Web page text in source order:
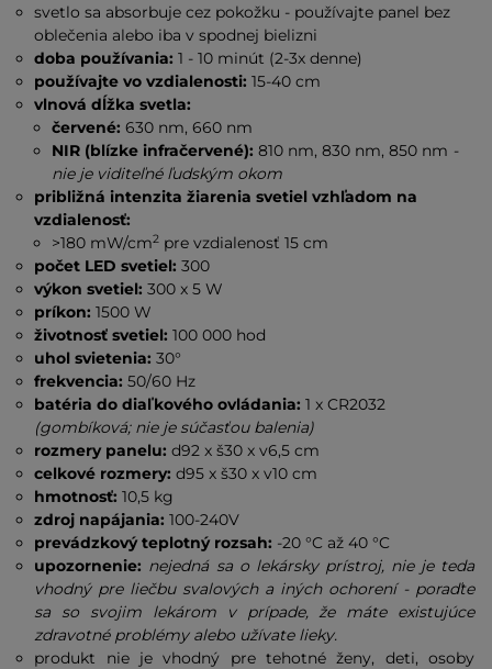
svetlo sa absorbuje cez pokožku - používajte panel bez
oblečenia alebo iba v spodnej bielizni
doba používania: 1 - 10 minút (2-3x denne)
používajte vo vzdialenosti: 15-40 cm
vlnová dĺžka svetla:
červené: 630 nm, 660 nm
NIR (blízke infračervené): 810 nm, 830 nm, 850 nm -
nie je viditeľné ľudským okom
približná intenzita žiarenia svetiel vzhľadom na
vzdialenosť:
>180 mW/cm2pre vzdialenosť 15 cm
počet LED svetiel: 300
výkon svetiel: 300 x 5 W
príkon:1500 W
životnosť svetiel:100 000 hod
uhol svietenia: 30°
frekvencia: 50/60 Hz
batéria do diaľkového ovládania: 1 x CR2032
(gombíková; nie je súčasťou balenia)
rozmery panelu: d92 x š30 x v6,5 cm
celkové rozmery: d95 x š30 x v10 cm
hmotnosť: 10,5 kg
zdroj napájania: 100-240V
prevádzkový teplotný rozsah: -20 °C až 40 °C
upozornenie: nejedná sa o lekársky prístroj, nie je teda
vhodný pre liečbu svalových a iných ochorení - poraďte
sa so svojim lekárom v prípade, že máte existujúce
zdravotné problémy alebo užívate lieky.
produkt nie je vhodný pre tehotné ženy, deti, osoby